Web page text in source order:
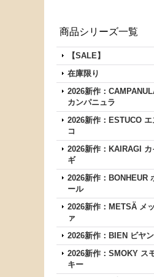
商品シリーズ一覧
【SALE】
在庫限り
2026新作：
カンパニュラ
2026新作：ESTUCO エ
コ
2026新作：KAIRAGI カ
ギ
2026新作：BONHEUR
ール
2026新作：METSÄ メ
ァ
2026新作：BIEN ビヤン
2026新作：SMOKY ス
キー